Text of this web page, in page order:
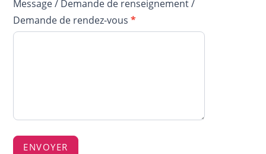
Message / Demande de renseignement /
Demande de rendez-vous*
ENVOYER